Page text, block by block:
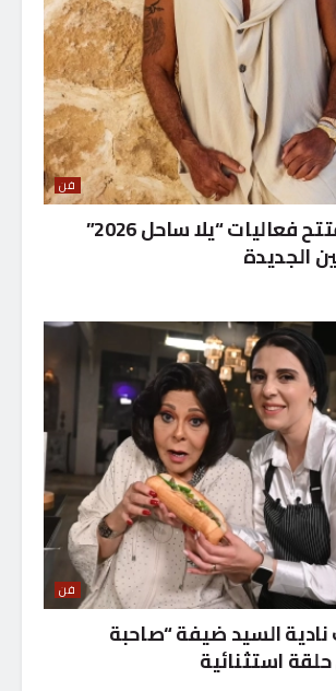
فن
عمرو دياب يفتتح فعاليات “يلا ساحل 2026”
الجديدة
فن
نادية السيد ضيفة “صاحبة
استثنائية